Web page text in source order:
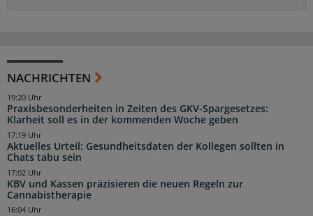
NACHRICHTEN
Praxisbesonderheiten in Zeiten des GKV-Spargesetzes:
Klarheit soll es in der kommenden Woche geben
19:20 Uhr
Aktuelles Urteil: Gesundheitsdaten der Kollegen sollten in
Chats tabu sein
17:19 Uhr
KBV und Kassen präzisieren die neuen Regeln zur
Cannabistherapie
17:02 Uhr
16:04 Uhr